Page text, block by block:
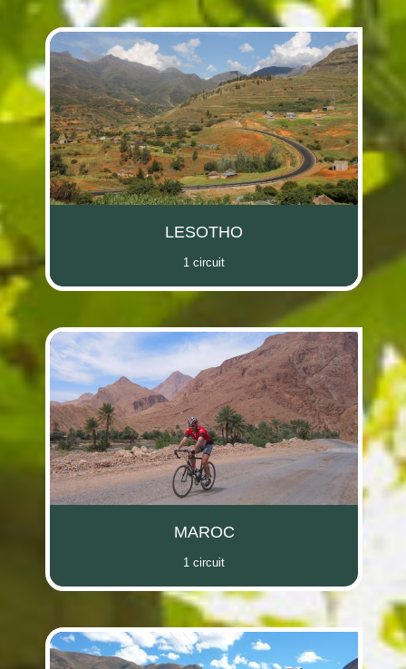
LESOTHO
1 circuit
MAROC
1 circuit